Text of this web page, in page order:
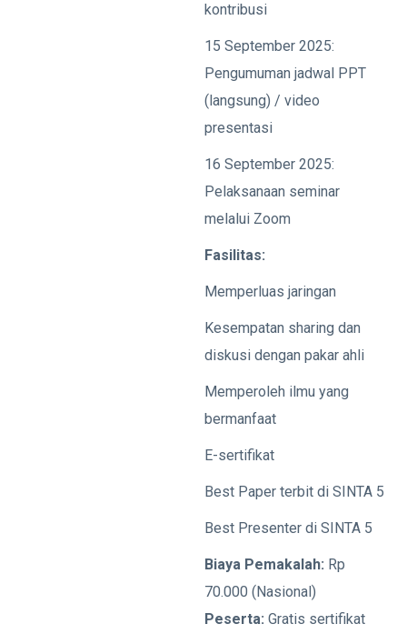
kontribusi
15 September 2025:
Pengumuman jadwal PPT
(langsung) / video
presentasi
16 September 2025:
Pelaksanaan seminar
melalui Zoom
Fasilitas:
Memperluas jaringan
Kesempatan sharing dan
diskusi dengan pakar ahli
Memperoleh ilmu yang
bermanfaat
E-sertifikat
Best Paper terbit di SINTA 5
Best Presenter di SINTA 5
Biaya Pemakalah: Rp
70.000 (Nasional)
Peserta: Gratis sertifikat